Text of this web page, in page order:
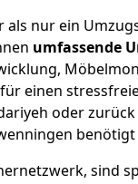
als nur ein
umfassende
einen
oder
sind